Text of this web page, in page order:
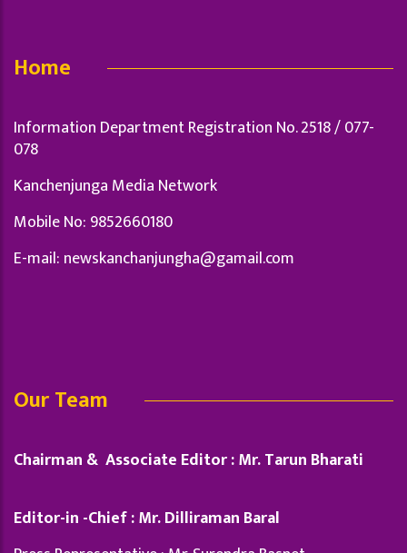
Home
Information Department Registration No. 2518 / 077-
078
Kanchenjunga Media Network
Mobile No: 9852660180
E-mail: newskanchanjungha@gamail.com
Our Team
Chairman & Associate Editor : Mr. Tarun Bharati
Editor-in -Chief : Mr. Dilliraman Baral